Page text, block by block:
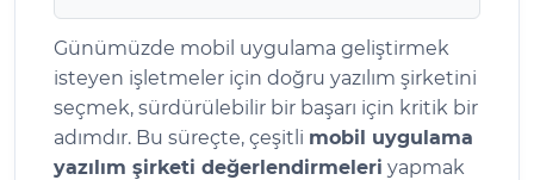
Günümüzde mobil uygulama geliştirmek
isteyen işletmeler için doğru yazılım şirketini
seçmek, sürdürülebilir bir başarı için kritik bir
adımdır. Bu süreçte, çeşitli mobil uygulama
yazılım şirketi değerlendirmeleri yapmak